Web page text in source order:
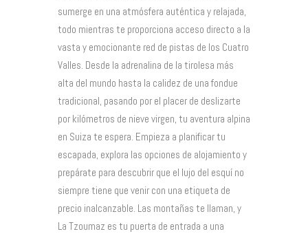
sumerge en una atmósfera auténtica y relajada,
todo mientras te proporciona acceso directo a la
vasta y emocionante red de pistas de los Cuatro
Valles. Desde la adrenalina de la tirolesa más
alta del mundo hasta la calidez de una fondue
tradicional, pasando por el placer de deslizarte
por kilómetros de nieve virgen, tu aventura alpina
en Suiza te espera. Empieza a planificar tu
escapada, explora las opciones de alojamiento y
prepárate para descubrir que el lujo del esquí no
siempre tiene que venir con una etiqueta de
precio inalcanzable. Las montañas te llaman, y
La Tzoumaz es tu puerta de entrada a una